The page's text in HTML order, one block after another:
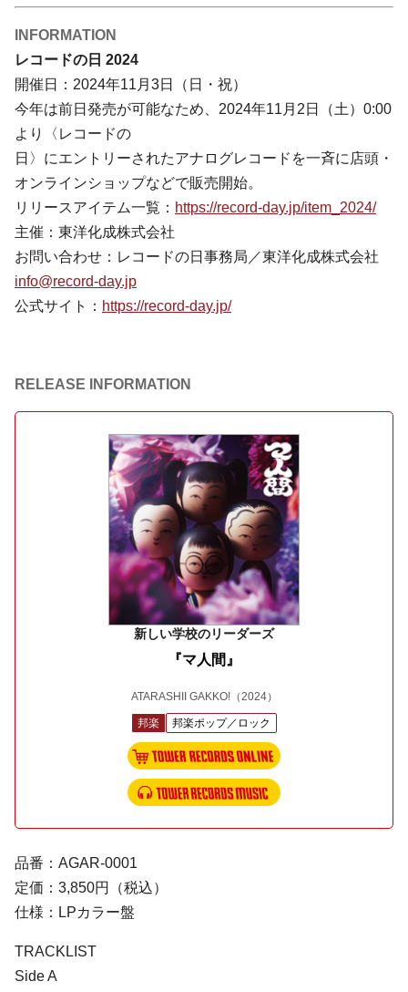
INFORMATION
レコードの日 2024
開催日：2024年11月3日（日・祝）
今年は前日発売が可能なため、2024年11月2日（土）0:00
より〈レコードの
日〉にエントリーされたアナログレコードを一斉に店頭・
オンラインショップなどで販売開始。
リリースアイテム一覧： https://record-day.jp/item_2024/
主催：東洋化成株式会社
お問い合わせ：レコードの日事務局／東洋化成株式会社
info@record-day.jp
公式サイト： https://record-day.jp/
RELEASE INFORMATION
新しい学校のリーダーズ
『マ人間』
ATARASHII GAKKO!（2024）
邦楽 邦楽ポップ／ロック
品番：AGAR-0001
定価：3,850円（税込）
仕様：LPカラー盤
TRACKLIST
Side A